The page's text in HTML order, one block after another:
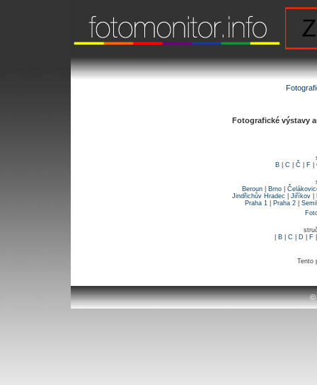
Fotografické výstavy
B
C Č F
Beroun| Brno|
Jindřichův Hradec
Jiříkov
Praha 1
Praha 2
B| C D F
Tento
©